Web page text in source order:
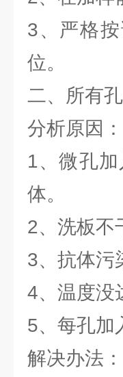
3、严格
位。
二、所有
分析原因
1、微孔
体。
2、洗板
3、抗体
4、温度
5、每孔
解决办法